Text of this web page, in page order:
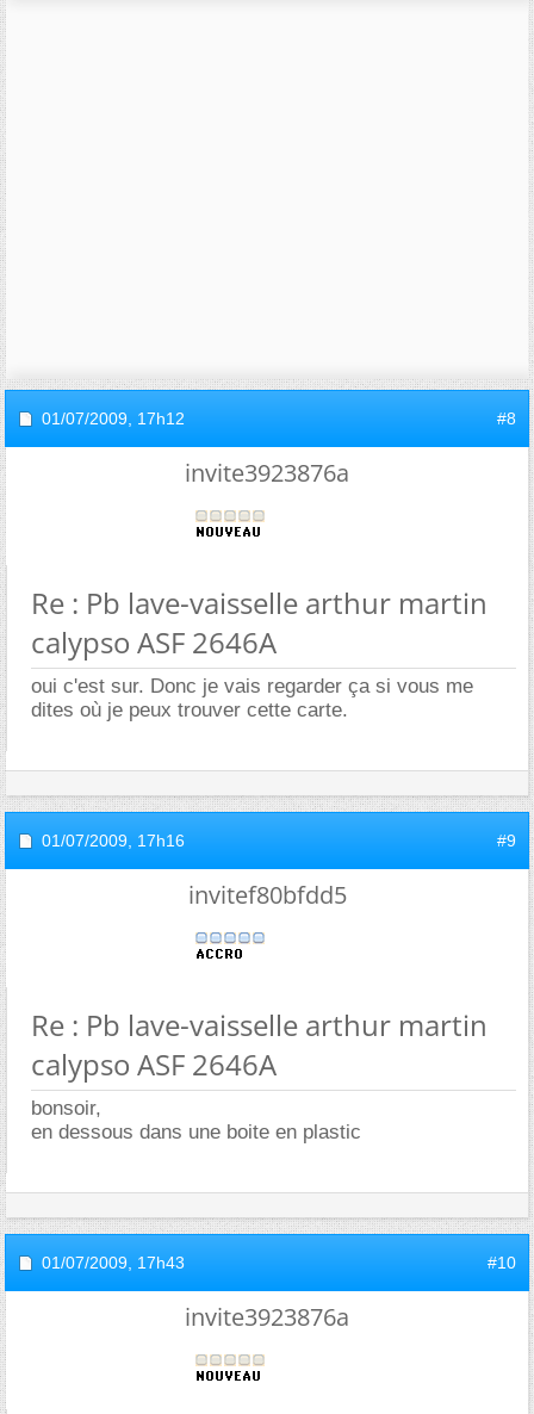
01/07/2009, 17h12 #8
invite3923876a
Re : Pb lave-vaisselle arthur martin
calypso ASF 2646A
oui c'est sur. Donc je vais regarder ça si vous me
dites où je peux trouver cette carte.
01/07/2009, 17h16 #9
invitef80bfdd5
Re : Pb lave-vaisselle arthur martin
calypso ASF 2646A
bonsoir,
en dessous dans une boite en plastic
01/07/2009, 17h43 #10
invite3923876a